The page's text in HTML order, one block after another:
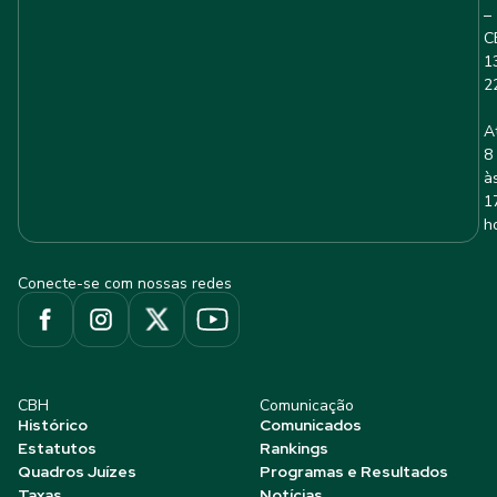
–
8
Conecte-se com nossas redes
CBH
Histórico
Estatutos
Quadros Juízes
Comunicação
Comunicados
Rankings
Programas e Resultados